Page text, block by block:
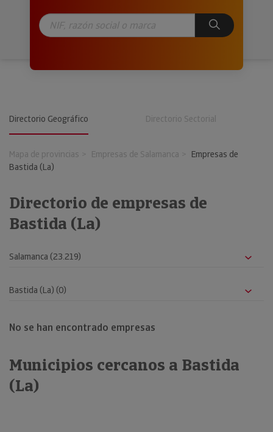
Directorio Geográfico Directorio Sectorial
Mapa de provincias Empresas de Salamanca
Empresas de
Bastida (La)
Directorio de empresas de
Bastida (La)
No se han encontrado empresas
Municipios cercanos a Bastida
(La)